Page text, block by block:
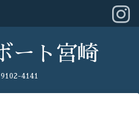
ート宮崎
4141